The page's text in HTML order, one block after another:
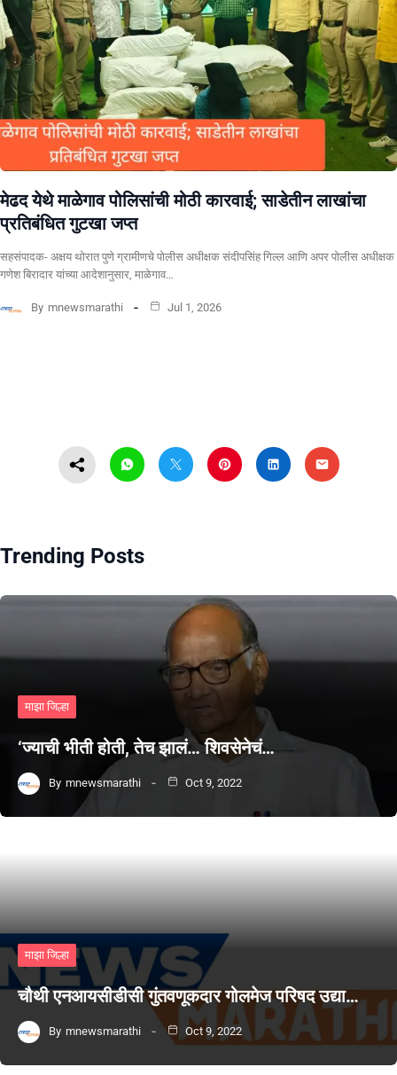
​मेढद येथे माळेगाव पोलिसांची मोठी कारवाई; साडेतीन लाखांचा
प्रतिबंधित गुटखा जप्त
सहसंपादक- अक्षय थोरात पुणे ग्रामीणचे पोलीस अधीक्षक संदीपसिंह गिल्ल आणि अपर पोलीस अधीक्षक
गणेश बिरादार यांच्या आदेशानुसार, माळेगाव…
By mnewsmarathi Jul 1, 2026
Trending Posts
माझा जिल्हा
‘ज्याची भीती होती, तेच झालं… शिवसेनेचं…
By mnewsmarathi Oct 9, 2022
माझा जिल्हा
चौथी एनआयसीडीसी गुंतवणूकदार गोलमेज परिषद उद्या…
By mnewsmarathi Oct 9, 2022